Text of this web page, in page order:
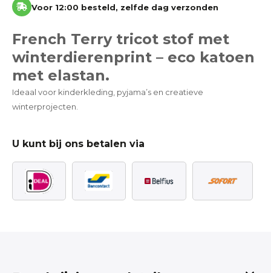
Voor 12:00 besteld, zelfde dag verzonden
French Terry tricot stof met
winterdierenprint – eco katoen
met elastan.
Ideaal voor kinderkleding, pyjama’s en creatieve
winterprojecten.
U kunt bij ons betalen via